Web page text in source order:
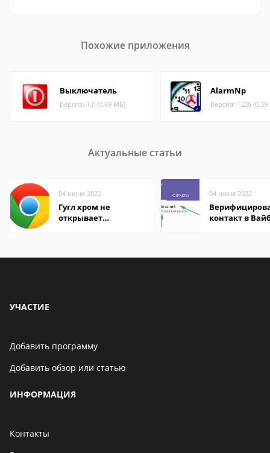
Похожие приложения
Выключатель
Версия: 1.0 (0.49 МБ)
AlarmNp
Версия: 1.23i
Актуальные статьи
04 июня 2022
Гугл хром не
открывает
04 июня 2022
контакт в
УЧАСТИЕ
Добавить программу
Добавить обзор или статью
ИНФОРМАЦИЯ
Контакты